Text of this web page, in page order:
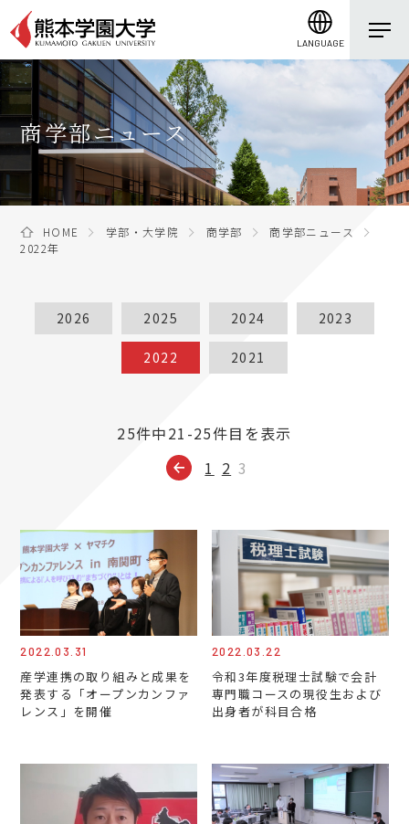
LANGUAGE
商学部ニュース
HOME 学部・大学院 商学部
商学部ニュース
2022年
2026 2025 2024 2023
2022 2021
25件中21-25件目を表示
1 2 3
2022.03.31
産学連携の取り組みと成果を
発表する「オープンカンファ
レンス」を開催
2022.03.22
令和3年度税理士試験で会計
専門職コースの現役生および
出身者が科目合格